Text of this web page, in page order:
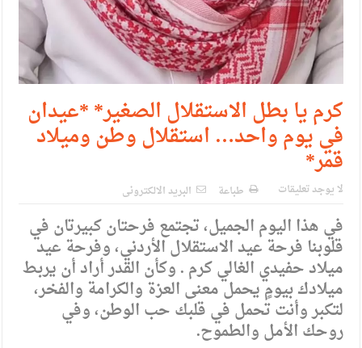
كرم يا بطل الاستقلال الصغير* *عيدان
في يوم واحد… استقلال وطن وميلاد
قمر*
لا يوجد تعليقات طباعة البريد الالكترونى
في هذا اليوم الجميل، تجتمع فرحتان كبيرتان في
قلوبنا فرحة عيد الاستقلال الأردني، وفرحة عيد
ميلاد حفيدي الغالي كرم . وكأن القدر أراد أن يربط
ميلادك بيومٍ يحمل معنى العزة والكرامة والفخر،
لتكبر وأنت تحمل في قلبك حب الوطن، وفي
روحك الأمل والطموح.